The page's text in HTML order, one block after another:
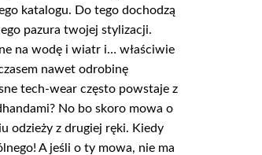
katalogu. Do tego dochodzą
pazura twojej stylizacji.
na wodę i wiatr i… właściwie
nawet odrobinę
tech-wear często powstaje z
No bo skoro mowa o
odzieży z drugiej ręki. Kiedy
A jeśli o ty mowa, nie ma